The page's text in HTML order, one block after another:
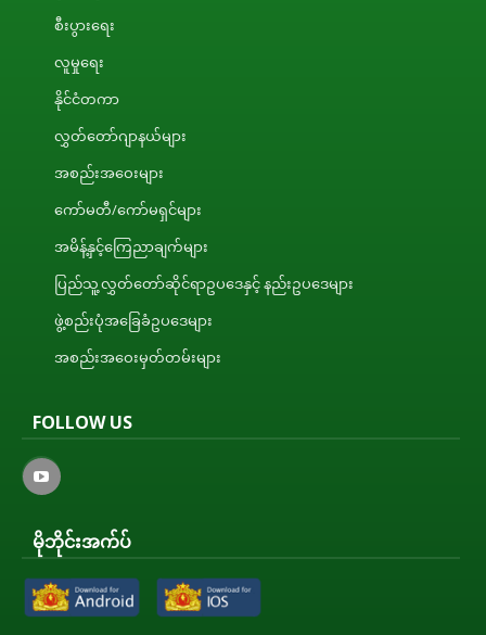
စီးပွားရေး
လူမှုရေး
နိုင်ငံတကာ
လွှတ်တော်ဂျာနယ်များ
အစည်းအဝေးများ
ကော်မတီ/ကော်မရှင်များ
အမိန့်နှင့်ကြေညာချက်များ
ပြည်သူ့လွှတ်တော်ဆိုင်ရာဥပဒေနှင့် နည်းဥပဒေများ
ဖွဲ့စည်းပုံအခြေခံဥပဒေများ
အစည်းအဝေးမှတ်တမ်းများ
FOLLOW US
မိုဘိုင်းအက်ပ်